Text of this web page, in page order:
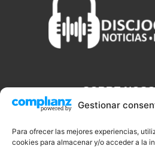
Gestionar
Para ofrecer las mejores experiencias,
cookies para almacenar y/o acceder a la
SOBRE
que necesitas saber sobre noticias,
aplicaciones que te